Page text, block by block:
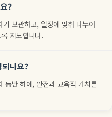
?
보관하고, 일정에 맞춰 나누어
지도합니다.
나요?
동반 하에, 안전과 교육적 가치를